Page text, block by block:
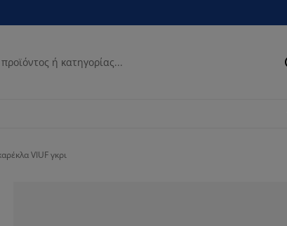
VIUF γκρι